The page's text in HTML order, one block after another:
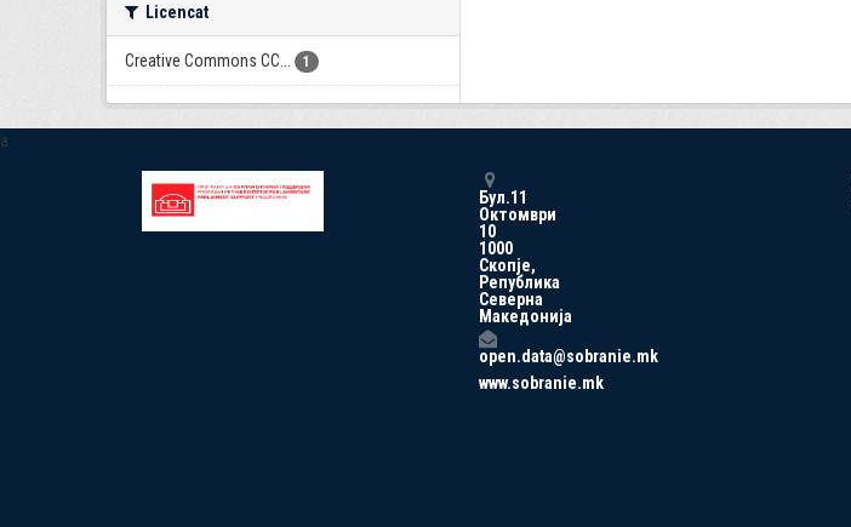
Licencat
Creative Commons CC... 1
a
Бул.11
Октомври
10
1000
Скопје,
Република
Северна
Македонија
open.data@sobranie.mk
www.sobranie.mk